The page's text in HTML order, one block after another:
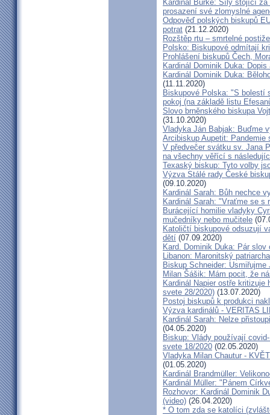
Kardinál Burke: Síly stojící
prosazení své zlomyslné
Odpověď polských biskupů
potrat (21.12.2020)
Rozštěp rtu – smrtelné
Polsko: Biskupové odmítají
Prohlášení biskupů Čech,
Kardinál Dominik Duka:
Kardinál Dominik Duka:
(11.11.2020)
Biskupové Polska: "S bolestí
pokoj (na základě listu
Slovo brněnského biskupa
(31.10.2020)
Vladyka Ján Babjak: Buďme
Arcibiskup Aupetit: Pandemie
V předvečer svátku sv. Jana
na všechny věřící s
Texaský biskup: Tyto volby
Výzva Stálé rady České
(09.10.2020)
Kardinál Sarah: Bůh nechce
Kardinál Sarah: "Vraťme se s
Burácející homilie vladyky
mučedníky nebo mučitele
Katoličtí biskupové odsuzují
dětí (07.09.2020)
Kard. Dominik Duka: Pár slov
Libanon: Maronitský
Biskup Schneider:
Milan Šášik: Mám pocit, že
Kardinál Napier ostře
svete 28/2020) (13.07.2020)
Postoj biskupů k produkci
Výzva kardinálů - VERITAS
Kardinál Sarah: Nelze
(04.05.2020)
Biskup: Vlády používají
svete 18/2020 (02.05.2020)
Vladyka Milan Chautur -
(01.05.2020)
Kardinál Brandmüller:
Kardinál Müller: "Pánem
Rozhovor: Kardinál Dominik
(video) (26.04.2020)
* O tom zda se katolíci